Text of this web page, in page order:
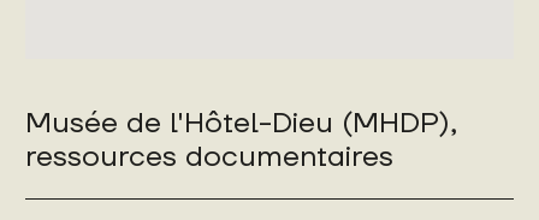
Musée de l'Hôtel-Dieu (MHDP),
ressources documentaires